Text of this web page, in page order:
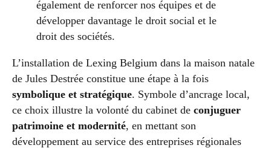
également de renforcer nos équipes et de
développer davantage le droit social et le
droit des sociétés.
L’installation de Lexing Belgium dans la maison natale
de Jules Destrée constitue une étape à la fois
symbolique et stratégique. Symbole d’ancrage local,
ce choix illustre la volonté du cabinet de conjuguer
patrimoine et modernité, en mettant son
développement au service des entreprises régionales